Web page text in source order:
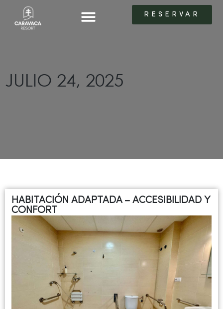
RESERVAR
RESERVAR
JULIO 24, 2025
HABITACIÓN ADAPTADA – ACCESIBILIDAD Y
CONFORT